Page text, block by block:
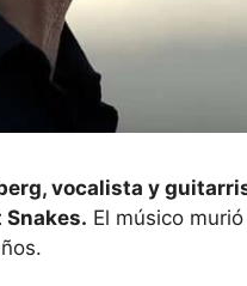
vocalista y
Snakes. El músico